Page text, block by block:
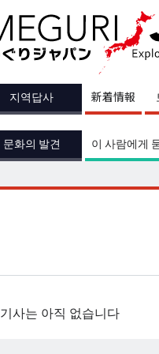
지역답사 新着情報
문화의 발견 이 사람에게
기사는 아직 없습니다